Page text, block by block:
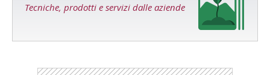
Tecniche, prodotti e servizi dalle aziende